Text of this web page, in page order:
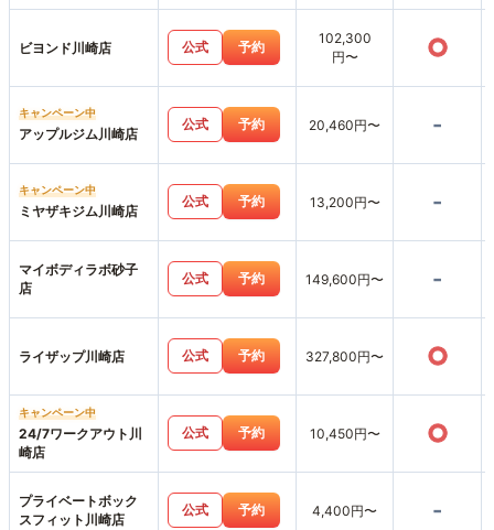
ビヨンド川崎店 公式 予約
102,300
円〜
○
キャンペーン中
アップルジム川崎店
公式 予約 20,460円〜 -
キャンペーン中
ミヤザキジム川崎店
公式 予約 13,200円〜 -
マイボディラボ砂子
店
公式 予約 149,600円〜 -
ライザップ川崎店 公式 予約 327,800円〜 ○
キャンペーン中
24/7ワークアウト川
崎店
公式 予約 10,450円〜 ○
プライベートボック
スフィット川崎店
公式 予約 4,400円〜 -